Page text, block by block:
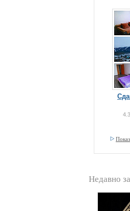
Недавно